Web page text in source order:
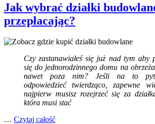
Jak wybrać działki
przepłacając?
Czy zastanawiałeś się już nad tym aby
się do jednorodzinnego domu na
nawet poza nim? Jeśli na to
odpowiedzieć twierdząco, zapewne
najpierw musisz rozejrzeć się za
która musi stać
… Czytaj całość